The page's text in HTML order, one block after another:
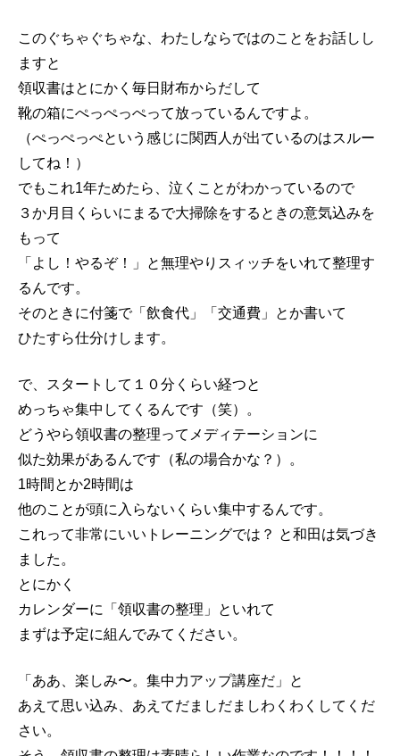
このぐちゃぐちゃな、わたしならではのことをお話しし
ますと
領収書はとにかく毎日財布からだして
靴の箱にぺっぺっぺって放っているんですよ。
（ぺっぺっぺという感じに関西人が出ているのはスルー
してね！）
でもこれ1年ためたら、泣くことがわかっているので
３か月目くらいにまるで大掃除をするときの意気込みを
もって
「よし！やるぞ！」と無理やりスィッチをいれて整理す
るんです。
そのときに付箋で「飲食代」「交通費」とか書いて
ひたすら仕分けします。
で、スタートして１０分くらい経つと
めっちゃ集中してくるんです（笑）。
どうやら領収書の整理ってメディテーションに
似た効果があるんです（私の場合かな？）。
1時間とか2時間は
他のことが頭に入らないくらい集中するんです。
これって非常にいいトレーニングでは？ と和田は気づき
ました。
とにかく
カレンダーに「領収書の整理」といれて
まずは予定に組んでみてください。
「ああ、楽しみ〜。集中力アップ講座だ」と
あえて思い込み、あえてだましだましわくわくしてくだ
さい。